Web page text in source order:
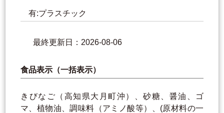
有:プラスチック
最終更新日：2026-08-06
食品表示（一括表示）
きびなご（高知県大月町沖）、砂糖、醤油、ゴ
マ、植物油、調味料（アミノ酸等）、(原材料の一